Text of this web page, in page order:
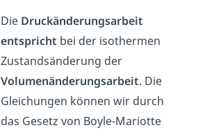
Die Druckänderungsarbeit
entspricht bei der isothermen
Zustandsänderung der
Volumenänderungsarbeit. Die
Gleichungen können wir durch
das Gesetz von Boyle-Mariotte